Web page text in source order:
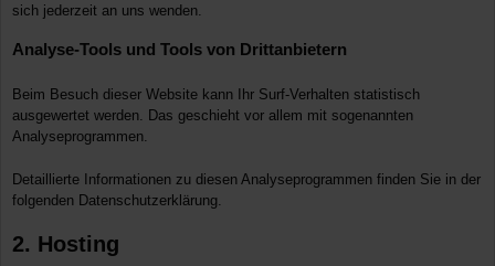
sich jederzeit an uns wenden.
Analyse-Tools und Tools von Dritt­anbietern
Beim Besuch dieser Website kann Ihr Surf-Verhalten statistisch
ausgewertet werden. Das geschieht vor allem mit sogenannten
Analyseprogrammen.
Detaillierte Informationen zu diesen Analyseprogrammen finden Sie in der
folgenden Datenschutzerklärung.
2. Hosting